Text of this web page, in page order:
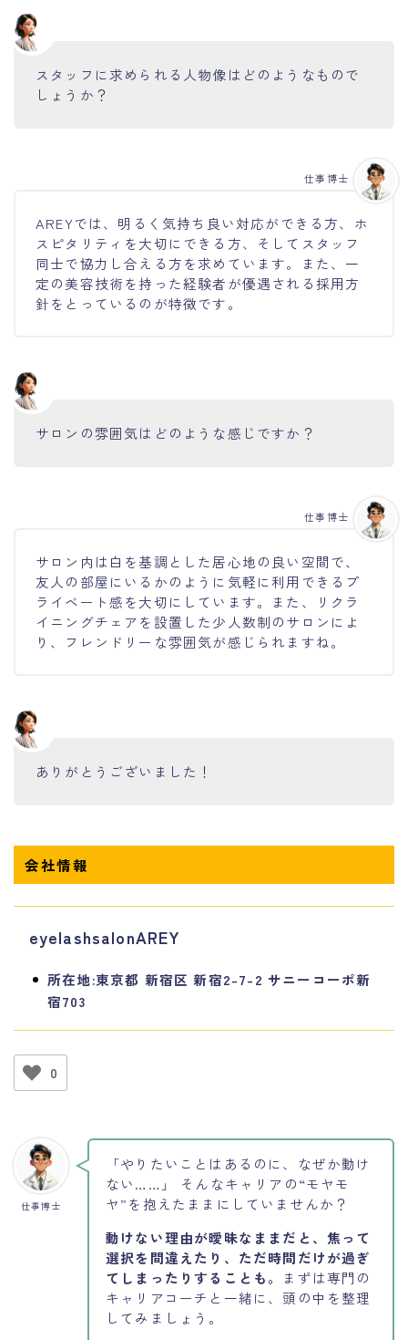
スタッフに求められる人物像はどのようなもので
しょうか？
AREYでは、明るく気持ち良い対応ができる方、ホ
スピタリティを大切にできる方、そしてスタッフ
同士で協力し合える方を求めています。また、一
定の美容技術を持った経験者が優遇される採用方
針をとっているのが特徴です。
仕事博士
サロンの雰囲気はどのような感じですか？
サロン内は白を基調とした居心地の良い空間で、
友人の部屋にいるかのように気軽に利用できるプ
ライベート感を大切にしています。また、リクラ
イニングチェアを設置した少人数制のサロンによ
り、フレンドリーな雰囲気が感じられますね。
仕事博士
ありがとうございました！
会社情報
eyelashsalonAREY
所在地:東京都 新宿区 新宿2-7-2 サニーコーポ新
宿703
0
仕事博士
「やりたいことはあるのに、なぜか動け
ない……」 そんなキャリアの“モヤモ
ヤ”を抱えたままにしていませんか？
動けない理由が曖昧なままだと、焦って
選択を間違えたり、ただ時間だけが過ぎ
てしまったりすることも。
まずは専門の
キャリアコーチと一緒に、頭の中を整理
してみましょう。